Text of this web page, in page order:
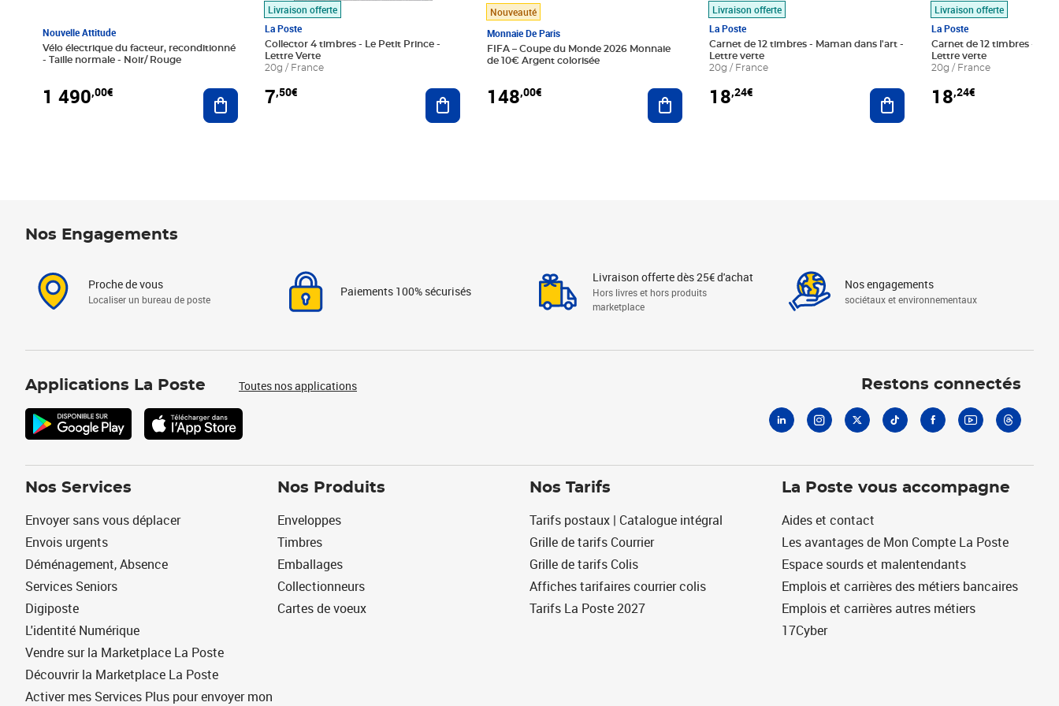
Nouvelle Attitude
Vélo électrique du facteur, reconditionné
- Taille normale - Noir/ Rouge
1 490,00€ Ajouter au panier
Livraison offerte
La Poste
Collector 4 timbres - Le Petit Prince -
Lettre Verte
20g / France
7,50€ Ajouter au panier
Nouveauté
Monnaie De Paris
FIFA – Coupe du Monde 2026 Monnaie
de 10€ Argent colorisée
148,00€ Ajouter au panier
Livraison offerte
La Poste
Carnet de 12 timbres - Maman dans l'art -
Lettre verte
20g / France
18,24€ Ajouter au panier
Livraison offerte
La Poste
Carnet de 12 timbres - Le
Lettre verte
20g / France
18,24€
Nos Engagements
Proche de vous
Localiser un bureau de poste
Paiements 100% sécurisés
Livraison offerte dès 25€ d'achat
Hors livres et hors produits
marketplace
Nos engagements
sociétaux et environnementaux
Applications La Poste Toutes nos applications Restons connectés
Nos Services
Envoyer sans vous déplacer
Envois urgents
Déménagement, Absence
Services Seniors
Digiposte
L'identité Numérique
Vendre sur la Marketplace La Poste
Découvrir la Marketplace La Poste
Activer mes Services Plus pour envoyer mon
Nos Produits
Enveloppes
Timbres
Emballages
Collectionneurs
Cartes de voeux
Nos Tarifs
Tarifs postaux | Catalogue intégral
Grille de tarifs Courrier
Grille de tarifs Colis
Affiches tarifaires courrier colis
Tarifs La Poste 2027
La Poste vous accompagne
Aides et contact
Les avantages de Mon Compte La Poste
Espace sourds et malentendants
Emplois et carrières des métiers bancaires
Emplois et carrières autres métiers
17Cyber